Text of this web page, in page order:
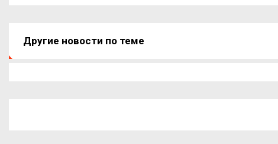
Другие новости по теме